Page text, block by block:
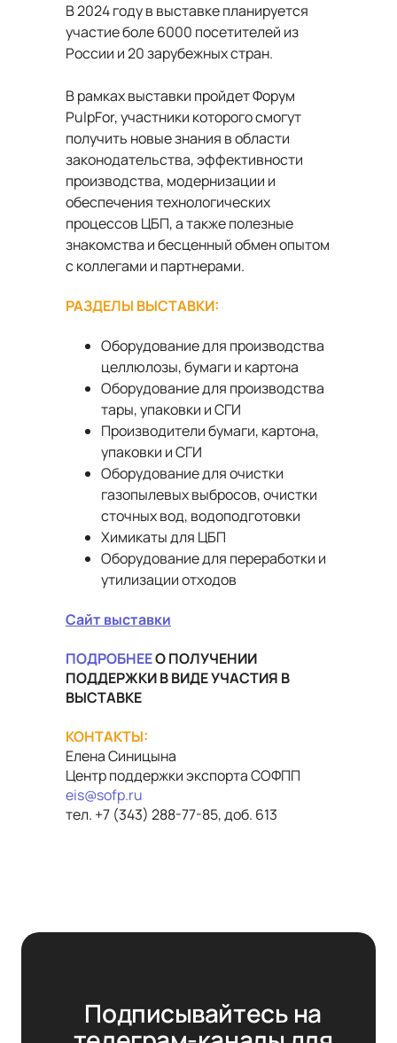
В 2024 году в выставке планируется
участие боле 6000 посетителей из
России и 20 зарубежных стран.
В рамках выставки пройдет Форум
PulpFor, участники которого смогут
получить новые знания в области
законодательства, эффективности
производства, модернизации и
обеспечения технологических
процессов ЦБП, а также полезные
знакомства и бесценный обмен опытом
с коллегами и партнерами.
РАЗДЕЛЫ ВЫСТАВКИ:
Оборудование для производства
целлюлозы, бумаги и картона
Оборудование для производства
тары, упаковки и СГИ
Производители бумаги, картона,
упаковки и СГИ
Оборудование для очистки
газопылевых выбросов, очистки
сточных вод, водоподготовки
Химикаты для ЦБП
Оборудование для переработки и
утилизации отходов
Сайт выставки
ПОДРОБНЕЕО ПОЛУЧЕНИИ
ПОДДЕРЖКИ В ВИДЕ УЧАСТИЯ В
ВЫСТАВКЕ
КОНТАКТЫ:
Елена Синицына
Центр поддержки экспорта СОФПП
eis@sofp.ru
тел. +7 (343) 288-77-85, доб. 613
Подписывайтесь на